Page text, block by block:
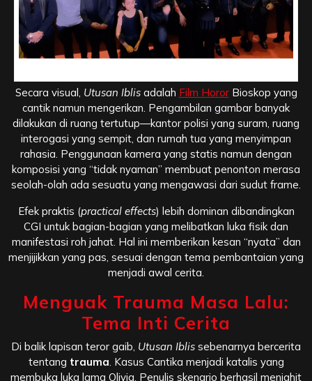
Secara visual, Utusan Iblisadalah Film HororBioskop yang
cantik namun mengerikan. Pengambilan gambar banyak
dilakukan di ruang tertutup—kantor polisi yang suram, ruang
interogasi yang sempit, dan rumah tua yang menyimpan
rahasia. Penggunaan kamera yang statis namun dengan
komposisi yang “tidak nyaman” membuat penonton merasa
seolah-olah ada sesuatu yang mengawasi dari sudut frame.
Efek praktis (practical effects) lebih dominan dibandingkan
CGI untuk bagian-bagian yang melibatkan luka fisik dan
manifestasi roh jahat. Hal ini memberikan kesan “nyata” dan
menjijikkan yang pas, sesuai dengan tema pembantaian yang
menjadi awal cerita.
Menguak Trauma Masa Lalu:
Tema Inti Cerita
Di balik lapisan teror gaib, Utusan Iblis sebenarnya bercerita
tentang trauma. Kasus Cantika menjadi katalis yang
membuka luka lama Olivia. Penulis skenario berhasil menjahit